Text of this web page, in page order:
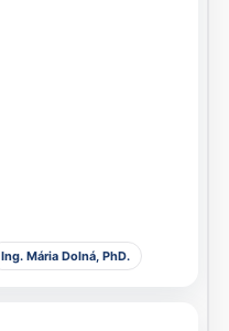
Ing. Mária Dolná, PhD.